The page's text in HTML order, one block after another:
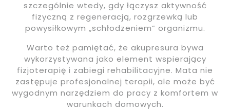
szczególnie wtedy, gdy łączysz aktywność
fizyczną z regeneracją, rozgrzewką lub
powysiłkowym „schłodzeniem” organizmu.
Warto też pamiętać, że akupresura bywa
wykorzystywana jako element wspierający
fizjoterapię i zabiegi rehabilitacyjne. Mata nie
zastępuje profesjonalnej terapii, ale może być
wygodnym narzędziem do pracy z komfortem w
warunkach domowych.